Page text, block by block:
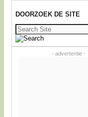
DOORZOEK DE SITE
Zoeken
naar:
- advertentie -